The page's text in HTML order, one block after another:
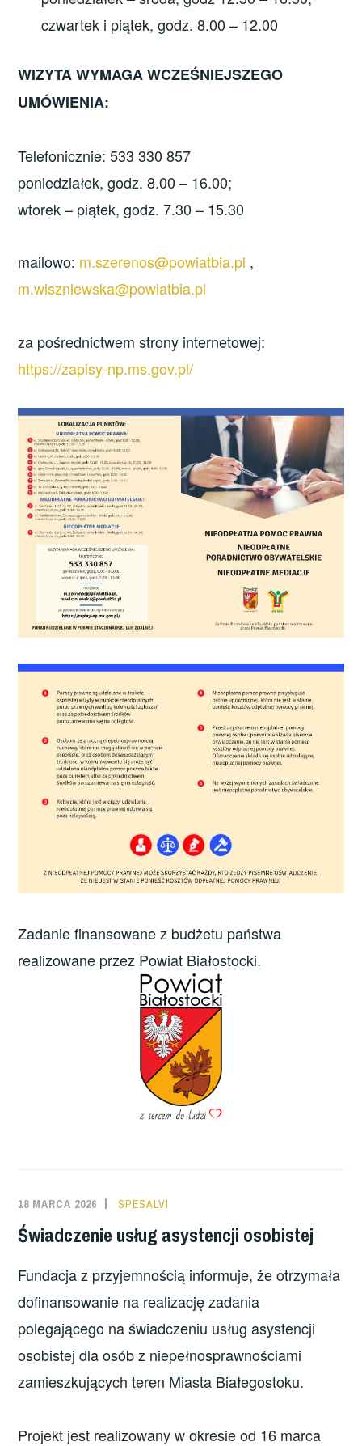
czwartek i piątek, godz. 8.00 – 12.00
WIZYTA WYMAGA WCZEŚNIEJSZEGO
UMÓWIENIA:
Telefonicznie: 533 330 857
poniedziałek, godz. 8.00 – 16.00;
wtorek – piątek, godz. 7.30 – 15.30
mailowo: m.szerenos@powiatbia.pl ,
m.wiszniewska@powiatbia.pl
za pośrednictwem strony internetowej:
https://zapisy-np.ms.gov.pl/
Zadanie finansowane z budżetu państwa
realizowane przez Powiat Białostocki.
18 MARCA 2026 SPESALVI
Świadczenie usług asystencji osobistej
Fundacja z przyjemnością informuje, że otrzymała
dofinansowanie na realizację zadania
polegającego na świadczeniu usług asystencji
osobistej dla osób z niepełnosprawnościami
zamieszkujących teren Miasta Białegostoku.
Projekt jest realizowany w okresie od 16 marca